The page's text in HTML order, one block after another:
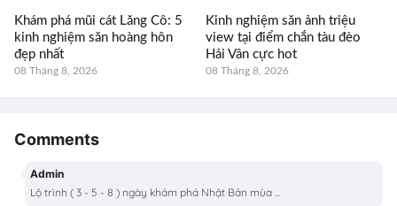
Khám phá mũi cát Lăng Cô: 5
kinh nghiệm săn hoàng hôn
đẹp nhất
08 Tháng 8, 2026
Kinh nghiệm săn ảnh triệu
view tại điểm chắn tàu đèo
Hải Vân cực hot
08 Tháng 8, 2026
Comments
Admin
Lộ trình ( 3 - 5 - 8 ) ngày khám phá Nhật Bản mùa ...